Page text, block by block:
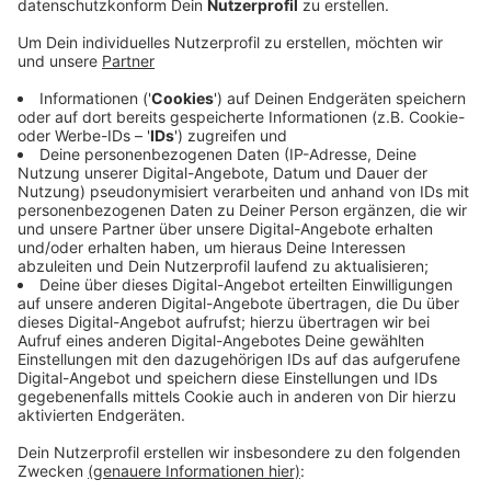
Demnach seien auch Immobilien im oberen
Mietpreissegment immer beliebter. Das werde sich
auch in den nächsten drei bis fünf Jahren nicht ändern,
so der GBO. Verantwortlich dafür seien zu wenig
verfügbare Immobilien und immer mehr Einwohner in
Leverkusen. Der Verein geht nach Zahlen der NRW-
Landesstatistiker davon aus, dass in den nächsten
dreizehn Jahren rund 5.000 Einwohner mehr bei uns in
der Stadt leben. Die städtischen Planer gehen von
mehr als doppelt so vielen aus.